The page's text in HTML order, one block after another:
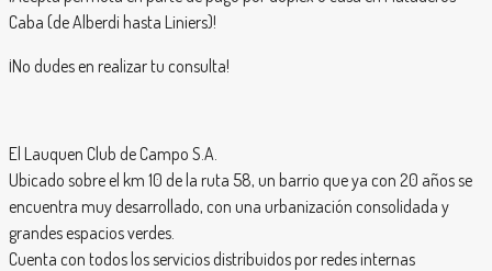
Caba (de Alberdi hasta Liniers)!
¡No dudes en realizar tu consulta!
El Lauquen Club de Campo S.A.
Ubicado sobre el km 10 de la ruta 58, un barrio que ya con 20 años se
encuentra muy desarrollado, con una urbanización consolidada y
grandes espacios verdes.
Cuenta con todos los servicios distribuidos por redes internas